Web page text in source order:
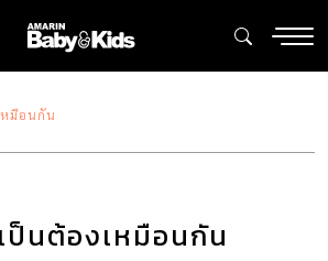
หมือนกัน
ป็นต้องเหมือนกัน